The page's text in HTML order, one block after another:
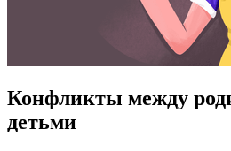
Конфликты между
детьми